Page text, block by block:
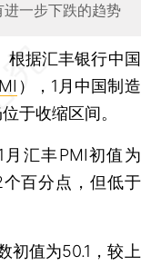
一步下跌的趋势
根据汇丰银行中国
），1月中国制造
于收缩区间。
汇丰PMI初值为
百分点，但低于
值为50.1，较上